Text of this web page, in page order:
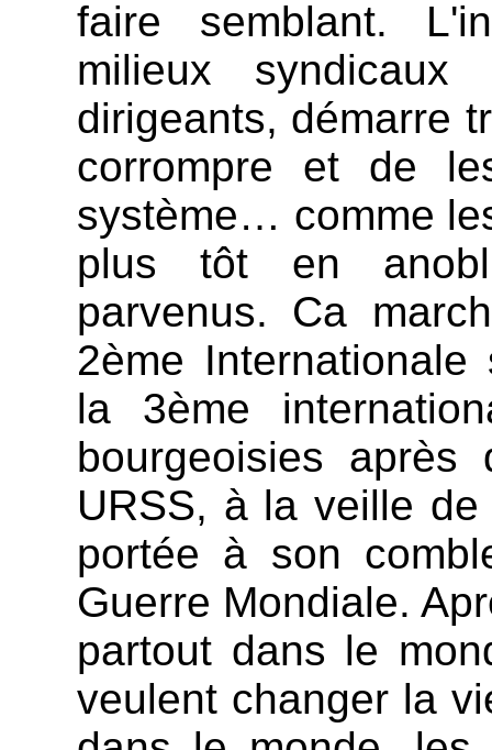
faire semblant.
milieux
dirigeants, démarre
corrompre et de
système… comme
plus tôt en
parvenus. Ca
2ème
la 3ème
bourgeoisies
URSS, à la veille
portée à son
Guerre Mondiale.
partout dans le
veulent changer la